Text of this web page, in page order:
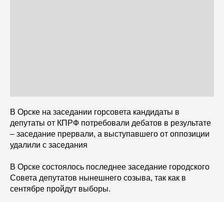
В Орске на заседании горсовета кандидаты в
депутаты от КПРФ потребовали дебатов в результате
– заседание прервали, а выступавшего от оппозиции
удалили с заседания
В Орске состоялось последнее заседание городского
Совета депутатов нынешнего созыва, так как в
сентябре пройдут выборы.